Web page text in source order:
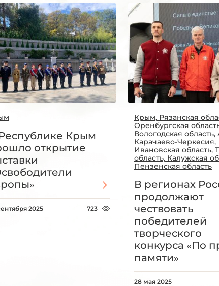
Крым
открытие
2025 723
Крым, Рязанская
Оренбургская
Вологодская
Карачаево-Черкесия,
Ивановская область,
область, Калужская
Пензенская область
В регионах
продолжают
чествовать
победителей
творческого
конкурса «По
памяти»
28 мая 2025